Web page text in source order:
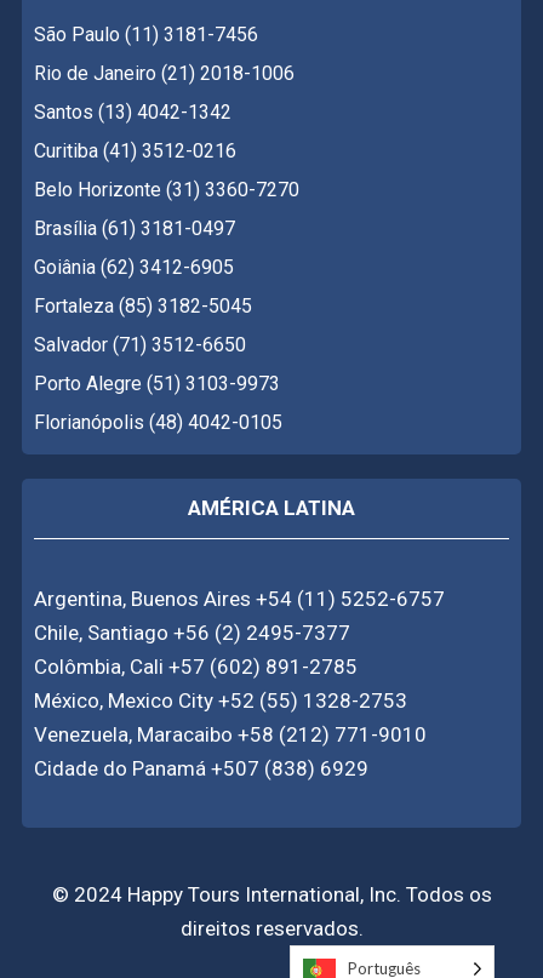
Português
São Paulo (11) 3181-7456
Rio de Janeiro (21) 2018-1006
Santos (13) 4042-1342
Curitiba (41) 3512-0216
Belo Horizonte (31) 3360-7270
Brasília (61) 3181-0497
Goiânia (62) 3412-6905
Fortaleza (85) 3182-5045
Salvador (71) 3512-6650
Porto Alegre (51) 3103-9973
Florianópolis (48) 4042-0105
AMÉRICA LATINA
Argentina, Buenos Aires +54 (11) 5252-6757
Chile, Santiago +56 (2) 2495-7377
Colômbia, Cali +57 (602) 891-2785
México, Mexico City +52 (55) 1328-2753
Venezuela, Maracaibo +58 (212) 771-9010
Cidade do Panamá +507 (838) 6929
© 2024 Happy Tours International, Inc. Todos os
direitos reservados.
Português